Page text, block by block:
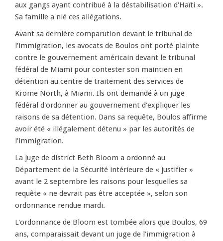
aux gangs ayant contribué à la déstabilisation d'Haïti ».
Sa famille a nié ces allégations.
Avant sa dernière comparution devant le tribunal de
l'immigration, les avocats de Boulos ont porté plainte
contre le gouvernement américain devant le tribunal
fédéral de Miami pour contester son maintien en
détention au centre de traitement des services de
Krome North, à Miami. Ils ont demandé à un juge
fédéral d'ordonner au gouvernement d'expliquer les
raisons de sa détention. Dans sa requête, Boulos affirme
avoir été « illégalement détenu » par les autorités de
l'immigration.
La juge de district Beth Bloom a ordonné au
Département de la Sécurité intérieure de « justifier »
avant le 2 septembre les raisons pour lesquelles sa
requête « ne devrait pas être acceptée », selon son
ordonnance rendue mardi.
L'ordonnance de Bloom est tombée alors que Boulos, 69
ans, comparaissait devant un juge de l'immigration à